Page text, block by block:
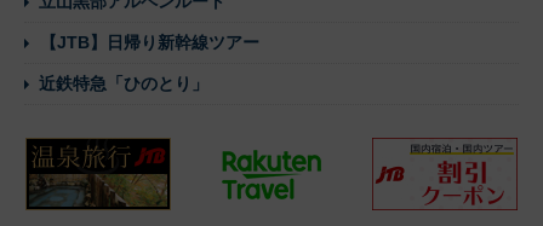
【JTB】日帰り新幹線ツアー
近鉄特急「ひのとり」